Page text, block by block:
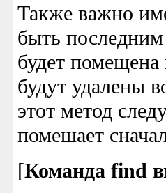
Также важно
быть
будет
будут удалены
этот метод
помешает
[Команда find